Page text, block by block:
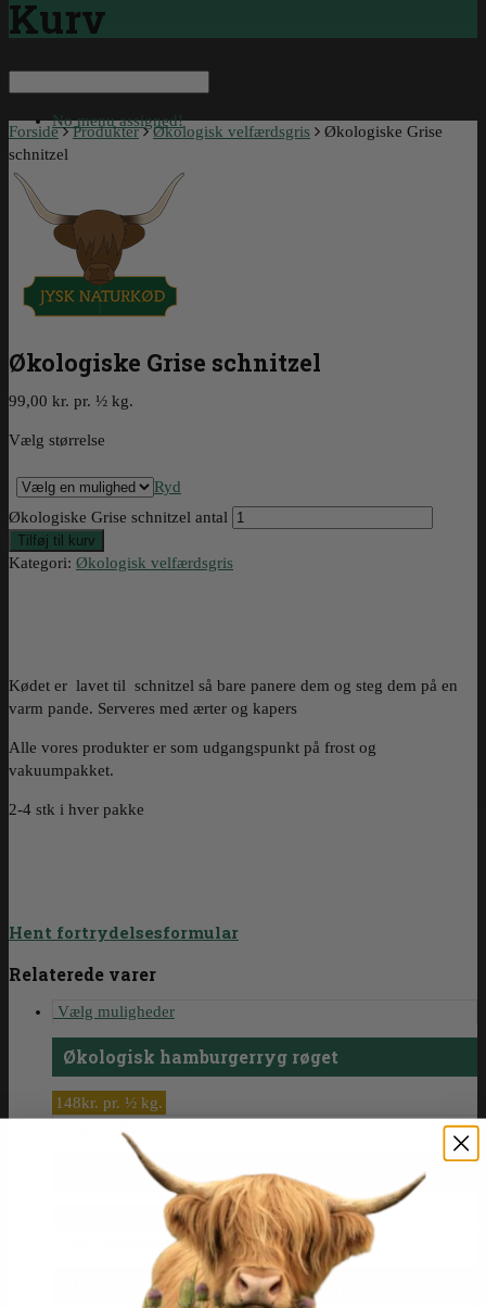
Kurv
No menu assigned!
Forside Produkter Økologisk velfærdsgris
Økologiske Grise
schnitzel
Økologiske Grise schnitzel
99,00 kr. pr. ½ kg.
Vælg størrelse
Ryd
Økologiske Grise schnitzel antal
Tilføj til kurv
Kategori: Økologisk velfærdsgris
Kødet er lavet til schnitzel så bare panere dem og steg dem på en
varm pande. Serveres med ærter og kapers
Alle vores produkter er som udgangspunkt på frost og
vakuumpakket.
2-4 stk i hver pakke
Hent fortrydelsesformular
Relaterede varer
Vælg muligheder
Økologisk hamburgerryg røget
148kr. pr. ½ kg.
Økologiske nakkekoteletter
Vælg muligheder
Økologisk slag til rullepølse og mere